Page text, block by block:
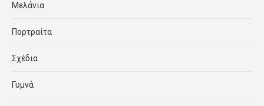
Μελάνια
Πορτραίτα
Σχέδια
Γυμνά